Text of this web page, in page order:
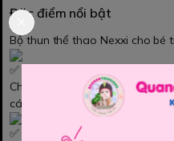
Đặc điểm nổi bật
Bộ thun thể thao Nexxi cho bé
Chất vải áo thun cá sấu 4C
cá 4C cực đẹp.